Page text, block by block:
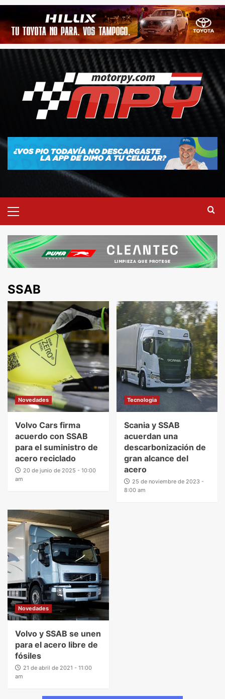
SSAB
Novedades
Volvo Cars firma
acuerdo con SSAB
para el suministro de
acero reciclado
20 de junio de 2025 - 10:00
am
Tecnologia
Scania y SSAB
acuerdan una
descarbonización de
gran alcance del
acero
25 de noviembre de 2023 -
8:00 am
Novedades
Volvo y SSAB se unen
para el acero libre de
fósiles
21 de abril de 2021 - 11:00
am